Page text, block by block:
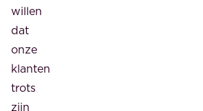
willen
dat
onze
klanten
trots
zijn